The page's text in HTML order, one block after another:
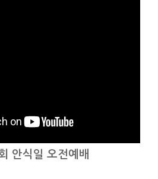
안식일 오전예배